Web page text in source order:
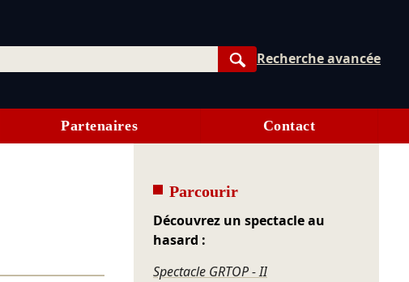
Rechercher
Recherche avancée
Partenaires Contact
Parcourir
Découvrez un spectacle au
hasard :
Spectacle GRTOP - II